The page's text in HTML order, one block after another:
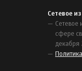
Сетевое
Сетевое
сфере
декабря